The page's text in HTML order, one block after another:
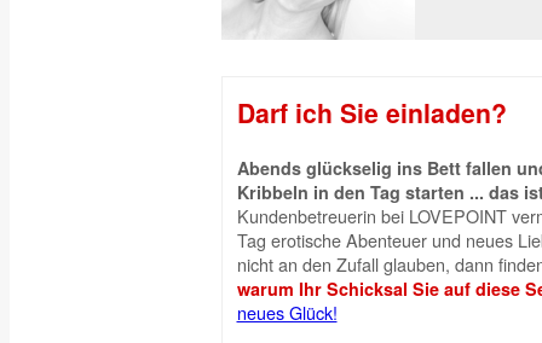
Darf ich Sie einladen?
Abends glückselig ins Bett fallen
Kribbeln in den Tag starten ... das
Kundenbetreuerin bei LOVEPOINT
Tag erotische Abenteuer und neues
nicht an den Zufall glauben, dann
warum Ihr Schicksal Sie auf diese
neues Glück!